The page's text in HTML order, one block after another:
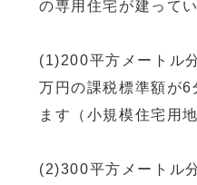
の専用住宅が建って
(1)200平方メートル
万円の課税標準額が
ます（小規模住宅用地
(2)300平方メートル